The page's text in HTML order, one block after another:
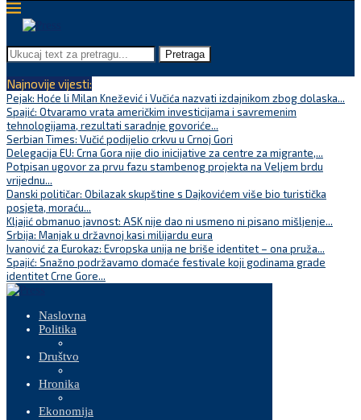
Pretraga
Najnovije vijesti:
Pejak: Hoće li Milan Knežević i Vučića nazvati izdajnikom zbog dolaska...
Spajić: Otvaramo vrata američkim investicijama i savremenim
tehnologijama, rezultati saradnje govoriće...
Serbian Times: Vučić podijelio crkvu u Crnoj Gori
Delegacija EU: Crna Gora nije dio inicijative za centre za migrante,...
Potpisan ugovor za prvu fazu stambenog projekta na Veljem brdu
vrijednu...
Danski političar: Obilazak skupštine s Dajkovićem više bio turistička
posjeta, moraću...
Kljajić obmanuo javnost: ASK nije dao ni usmeno ni pisano mišljenje...
Srbija: Manjak u državnoj kasi milijardu eura
Ivanović za Eurokaz: Evropska unija ne briše identitet – ona pruža...
Spajić: Snažno podržavamo domaće festivale koji godinama grade
identitet Crne Gore...
Naslovna
Politika
Društvo
Hronika
Ekonomija